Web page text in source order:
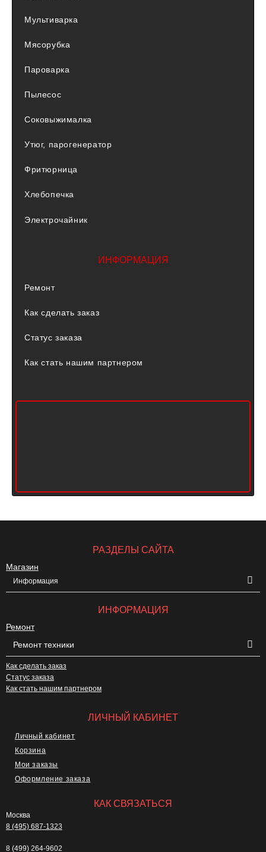
Мультиварка
Мясорубка
Пароварка
Пылесос
Соковыжималка
Утюг, парогенератор
Фритюрница
Хлебопечка
Электрочайник
ИНФОРМАЦИЯ
Ремонт
Как сделать заказ
Статус заказа
Как стать нашим партнером
РАЗДЕЛЫ САЙТА
Магазин
Информация
ИНФОРМАЦИЯ
Ремонт
Ремонт техники
Как сделать заказ
Статус заказа
Как стать нашим партнером
ЛИЧНЫЙ КАБИНЕТ
Личный кабинет
Корзина
Мои заказы
Оформление заказа
КАК СВЯЗАТЬСЯ
Москва
8 (495) 687-1323
8 (499) 264-9602